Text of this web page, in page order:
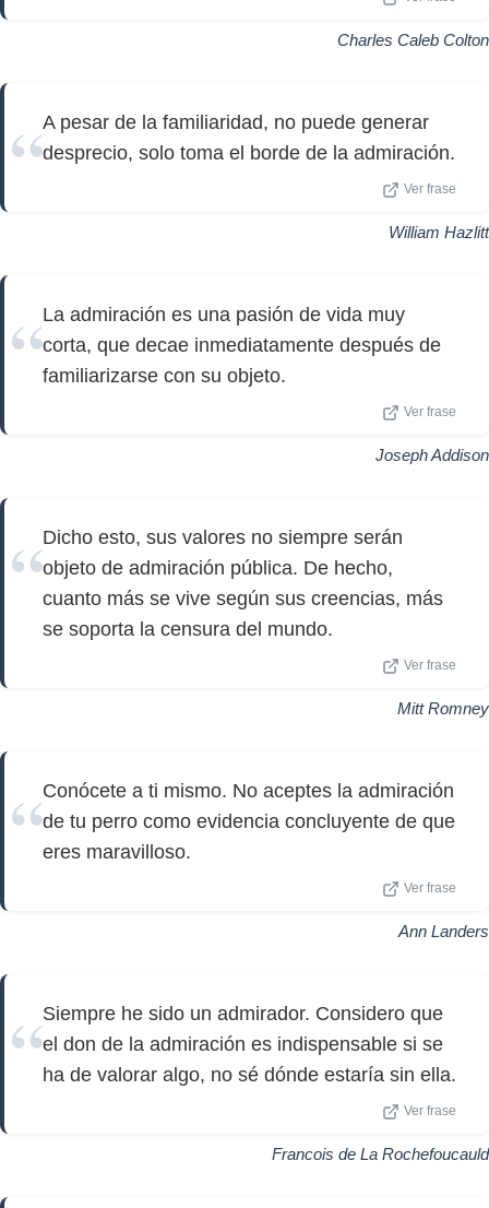
Charles Caleb Colton
A pesar de la familiaridad, no puede generar
desprecio, solo toma el borde de la admiración.
Ver frase
William Hazlitt
La admiración es una pasión de vida muy
corta, que decae inmediatamente después de
familiarizarse con su objeto.
Ver frase
Joseph Addison
Dicho esto, sus valores no siempre serán
objeto de admiración pública. De hecho,
cuanto más se vive según sus creencias, más
se soporta la censura del mundo.
Ver frase
Mitt Romney
Conócete a ti mismo. No aceptes la admiración
de tu perro como evidencia concluyente de que
eres maravilloso.
Ver frase
Ann Landers
Siempre he sido un admirador. Considero que
el don de la admiración es indispensable si se
ha de valorar algo, no sé dónde estaría sin ella.
Ver frase
Francois de La Rochefoucauld